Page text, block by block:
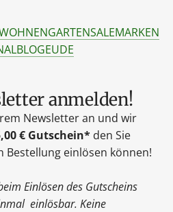
GARTENSALEMARKEN
BLOGEUDE
anmelden!
Newsletter an und wir
€ Gutschein* den Sie
Bestellung einlösen können!
Einlösen des Gutscheins
einlösbar. Keine